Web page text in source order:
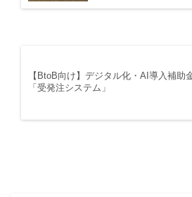
【BtoB向け】デジタル化・AI導入補助
「受発注システム」